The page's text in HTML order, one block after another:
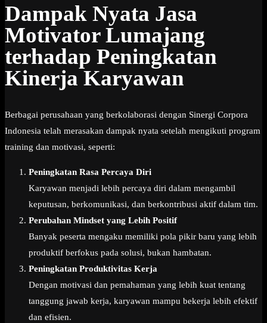
Dampak Nyata Jasa
Motivator Lumajang
terhadap Peningkatan
Kinerja Karyawan
Berbagai perusahaan yang berkolaborasi dengan Sinergi Corpora
Indonesia telah merasakan dampak nyata setelah mengikuti program
training dan motivasi, seperti:
Peningkatan Rasa Percaya Diri
Karyawan menjadi lebih percaya diri dalam mengambil
keputusan, berkomunikasi, dan berkontribusi aktif dalam tim.
Perubahan Mindset yang Lebih Positif
Banyak peserta mengaku memiliki pola pikir baru yang lebih
produktif berfokus pada solusi, bukan hambatan.
Peningkatan Produktivitas Kerja
Dengan motivasi dan pemahaman yang lebih kuat tentang
tanggung jawab kerja, karyawan mampu bekerja lebih efektif
dan efisien.